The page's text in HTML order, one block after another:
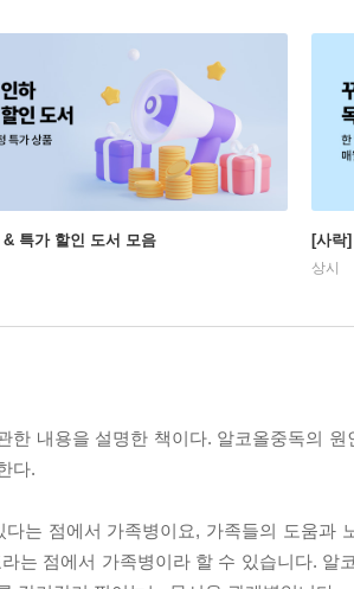
& 특가 할인 도서 모음 [사락
상시
한 내용을 설명한 책이다. 알코올중독의
다.
는 점에서 가족병이요, 가족들의 도움과
는 점에서 가족병이라 할 수 있습니다. 알